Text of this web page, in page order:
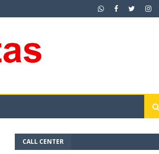
CALL CENTER